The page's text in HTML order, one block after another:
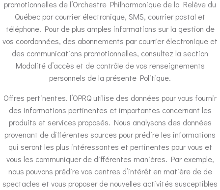
promotionnelles de l’Orchestre Philharmonique de la Relève du
Québec par courrier électronique, SMS, courrier postal et
téléphone. Pour de plus amples informations sur la gestion de
vos coordonnées, des abonnements par courrier électronique et
des communications promotionnelles, consultez la section
Modalité d’accès et de contrôle de vos renseignements
personnels de la présente Politique.
Offres pertinentes. l’OPRQ utilise des données pour vous fournir
des informations pertinentes et importantes concernant les
produits et services proposés. Nous analysons des données
provenant de différentes sources pour prédire les informations
qui seront les plus intéressantes et pertinentes pour vous et
vous les communiquer de différentes manières. Par exemple,
nous pouvons prédire vos centres d’intérêt en matière de de
spectacles et vous proposer de nouvelles activités susceptibles